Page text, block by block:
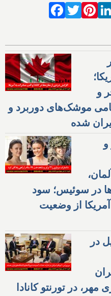
Facebook
Twitter
و
موشک‌های دوربرد و
و
در سوئیس؛ سود
از وضعیت
در
در تورنتو کانادا